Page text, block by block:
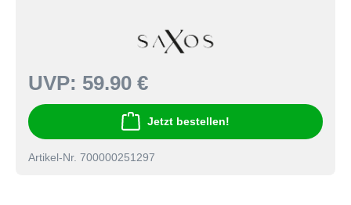
UVP: 59.90 €
Jetzt bestellen!
Artikel-Nr. 700000251297